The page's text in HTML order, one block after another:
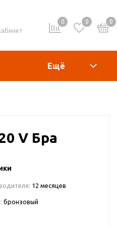
0 0 0
Ещё
V Бра
12 месяцев
бронзовый